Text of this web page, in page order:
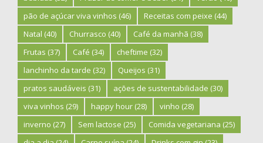
pão de açúcar viva vinhos (46) Receitas com peixe (44)
Natal (40) Churrasco (40) Café da manhã (38)
Frutas (37) Café (34) cheftime (32)
lanchinho da tarde (32) Queijos (31)
pratos saudáveis (31) ações de sustentabilidade (30)
viva vinhos (29) happy hour (28) vinho (28)
inverno (27) Sem lactose (25) Comida vegetariana (25)